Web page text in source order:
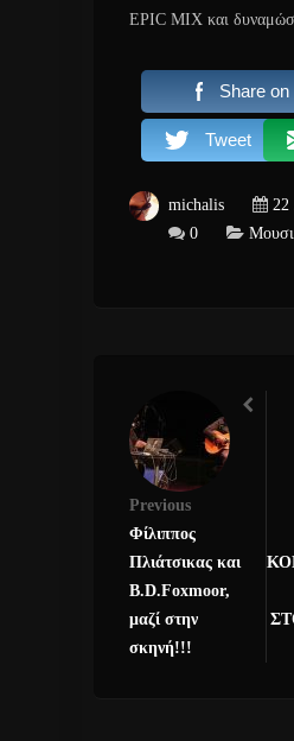
EPIC MIX και
Share
Tweet
michalis
22
0
Previous
Φίλιππος
Πλιάτσικας και
B.D.Foxmoor,
μαζί στην
σκηνή!!!